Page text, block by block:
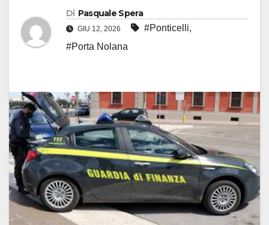
Di Pasquale Spera
GIU 12, 2026 #Ponticelli,
#Porta Nolana